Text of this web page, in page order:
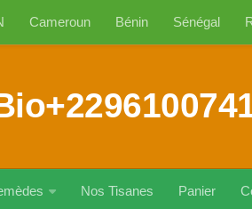
Cameroun Bénin Sénégal
Nos Tisanes Panier